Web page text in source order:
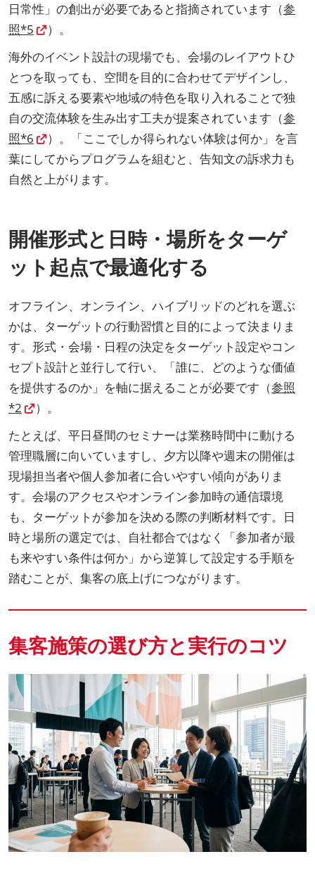
日常性」の創出が必要であると指摘されています（参
照*5
）。
海外のイベント設計の現場でも、会場のレイアウトひ
とつを取っても、空間を目的に合わせてデザインし、
五感に訴える要素や地域の特色を取り入れることで独
自の交流体験を生み出す工夫が提案されています（参
照*6
）。「ここでしか得られない体験は何か」を言
葉にしてからプログラムを組むと、告知文の訴求力も
自然と上がります。
開催形式と日時・場所をターゲ
ット起点で最適化する
オフライン、オンライン、ハイブリッドのどれを選ぶ
かは、ターゲットの行動習慣と目的によって決まりま
す。形式・会場・日程の決定をターゲット設定やコン
セプト設計と並行して行い、「誰に、どのような価値
を提供するのか」を軸に据えることが必要です（参照
*2
）。
たとえば、平日昼間のセミナーは業務時間中に動ける
管理職層に向いていますし、夕方以降や週末の開催は
現場担当者や個人参加者に合いやすい傾向がありま
す。会場のアクセスやオンライン参加時の通信環境
も、ターゲットが参加を決める際の判断材料です。日
時と場所の選定では、自社都合ではなく「参加者が最
も来やすい条件は何か」から逆算して設定する手順を
踏むことが、集客の底上げにつながります。
集客施策の選び方と実行のコツ